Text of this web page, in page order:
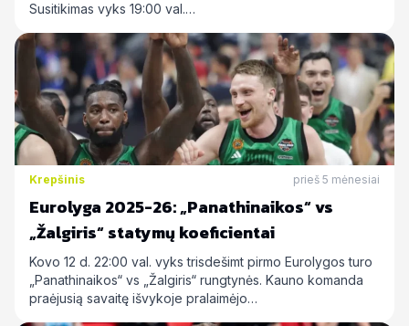
Susitikimas vyks 19:00 val.…
Krepšinis prieš 5 mėnesiai
Eurolyga 2025-26: „Panathinaikos“ vs
„Žalgiris“ statymų koeficientai
Kovo 12 d. 22:00 val. vyks trisdešimt pirmo Eurolygos turo
„Panathinaikos“ vs „Žalgiris“ rungtynės. Kauno komanda
praėjusią savaitę išvykoje pralaimėjo…